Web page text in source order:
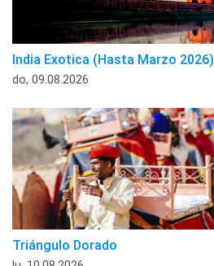
India Exotica (Hasta Marzo 2026)
do, 09.08.2026
Triángulo Dorado